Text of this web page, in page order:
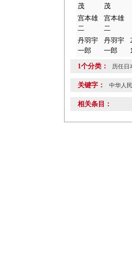
茂
茂
宫本雄
二
宫本雄
二
丹羽宇
一郎
丹羽宇
一郎
1个分类： 历任日
关键字： 中华人
相关条目：